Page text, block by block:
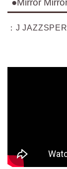
●Mirror
：J JAZZSPER